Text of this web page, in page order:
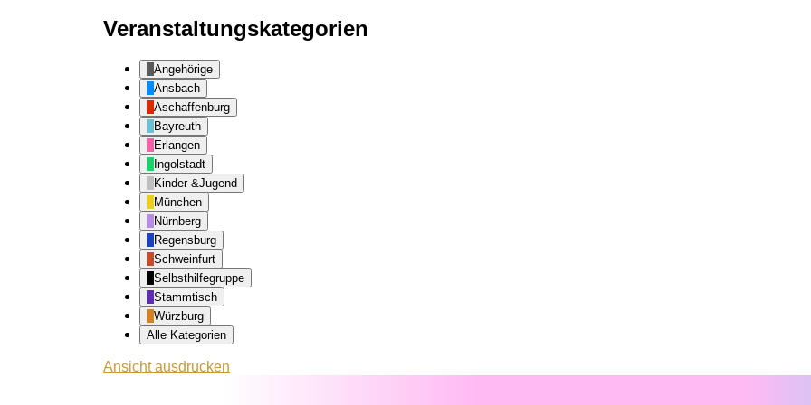
Veranstaltungskategorien
Angehörige
Ansbach
Aschaffenburg
Bayreuth
Erlangen
Ingolstadt
Kinder-&Jugend
München
Nürnberg
Regensburg
Schweinfurt
Selbsthilfegruppe
Stammtisch
Würzburg
Alle Kategorien
Ansichtausdrucken